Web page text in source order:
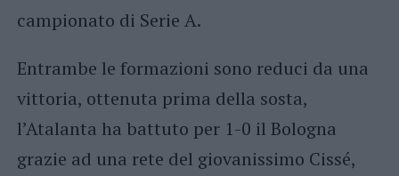
campionato di Serie A.
Entrambe le formazioni sono reduci da una
vittoria, ottenuta prima della sosta,
l’Atalanta ha battuto per 1-0 il Bologna
grazie ad una rete del giovanissimo Cissé,